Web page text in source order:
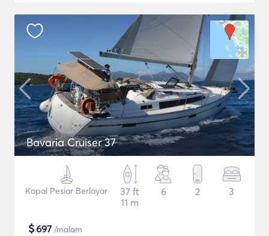
Bavaria Cruiser 37
Kapal Pesiar Berlayar
37 ft
11 m
6 2 3
$697 /malam